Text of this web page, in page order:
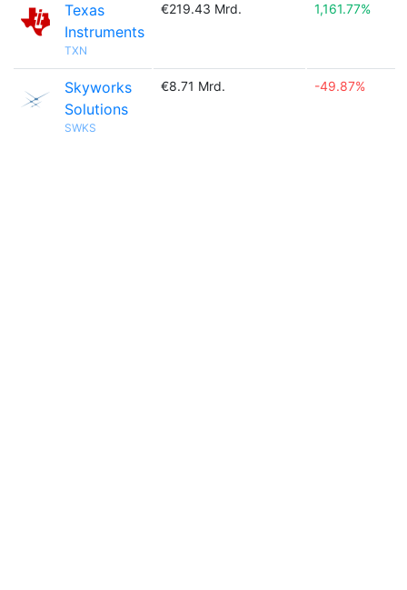
Texas
Instruments
TXN
€219.43 Mrd. 1,161.77%
Skyworks
Solutions
SWKS
€8.71 Mrd. -49.87%